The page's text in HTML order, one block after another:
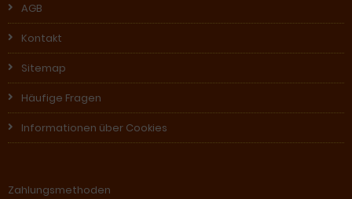
AGB
Kontakt
Sitemap
Häufige Fragen
Informationen über Cookies
Zahlungsmethoden